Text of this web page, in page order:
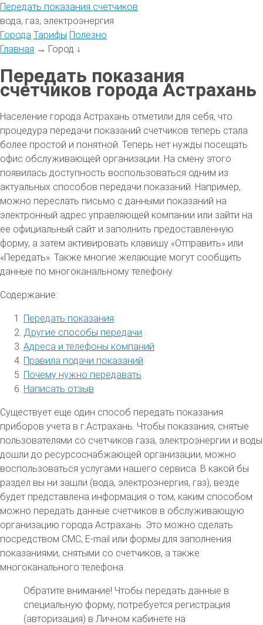
Передать показания счетчиков
вода, газ, электроэнергия
Города Тарифы Полезно
Главная → Город ↓
Передать показания
счетчиков города Астрахань
Население города Астрахань отметили для себя, что
процедура передачи показаний счетчиков теперь стала
более простой и понятной. Теперь нет нужды посещать
офис обслуживающей организации. На смену этого
появилась доступность воспользоваться одним из
актуальных способов передачи показаний. Например,
можно переслать письмо с данными показаний на
электронный адрес управляющей компании или зайти на
ее официальный сайт и заполнить предоставленную
форму, а затем активировать клавишу «Отправить» или
«Передать». Также многие желающие могут сообщить
данные по многоканальному телефону.
Содержание:
Передать показания
Другие способы передачи
Адреса и телефоны компаний
Правила подачи показаний
Почему нужно передавать
Написать отзыв
Существует еще один способ передать показания
приборов учета в г.Астрахань. Чтобы показания, снятые
пользователями со счетчиков газа, электроэнергии и воды
дошли до ресурсоснабжающей организации, можно
воспользоваться услугами нашего сервиса. В какой бы
раздел вы ни зашли (вода, электроэнергия, газ), везде
будет представлена информация о том, каким способом
можно передать данные счетчиков в обслуживающую
организацию города Астрахань. Это можно сделать
посредством СМС, E-mail или формы для заполнения
показаниями, снятыми со счетчиков, а также
многоканального телефона.
Обратите внимание! Чтобы передать данные в
специальную форму, потребуется регистрация
(авторизация) в Личном кабинете на